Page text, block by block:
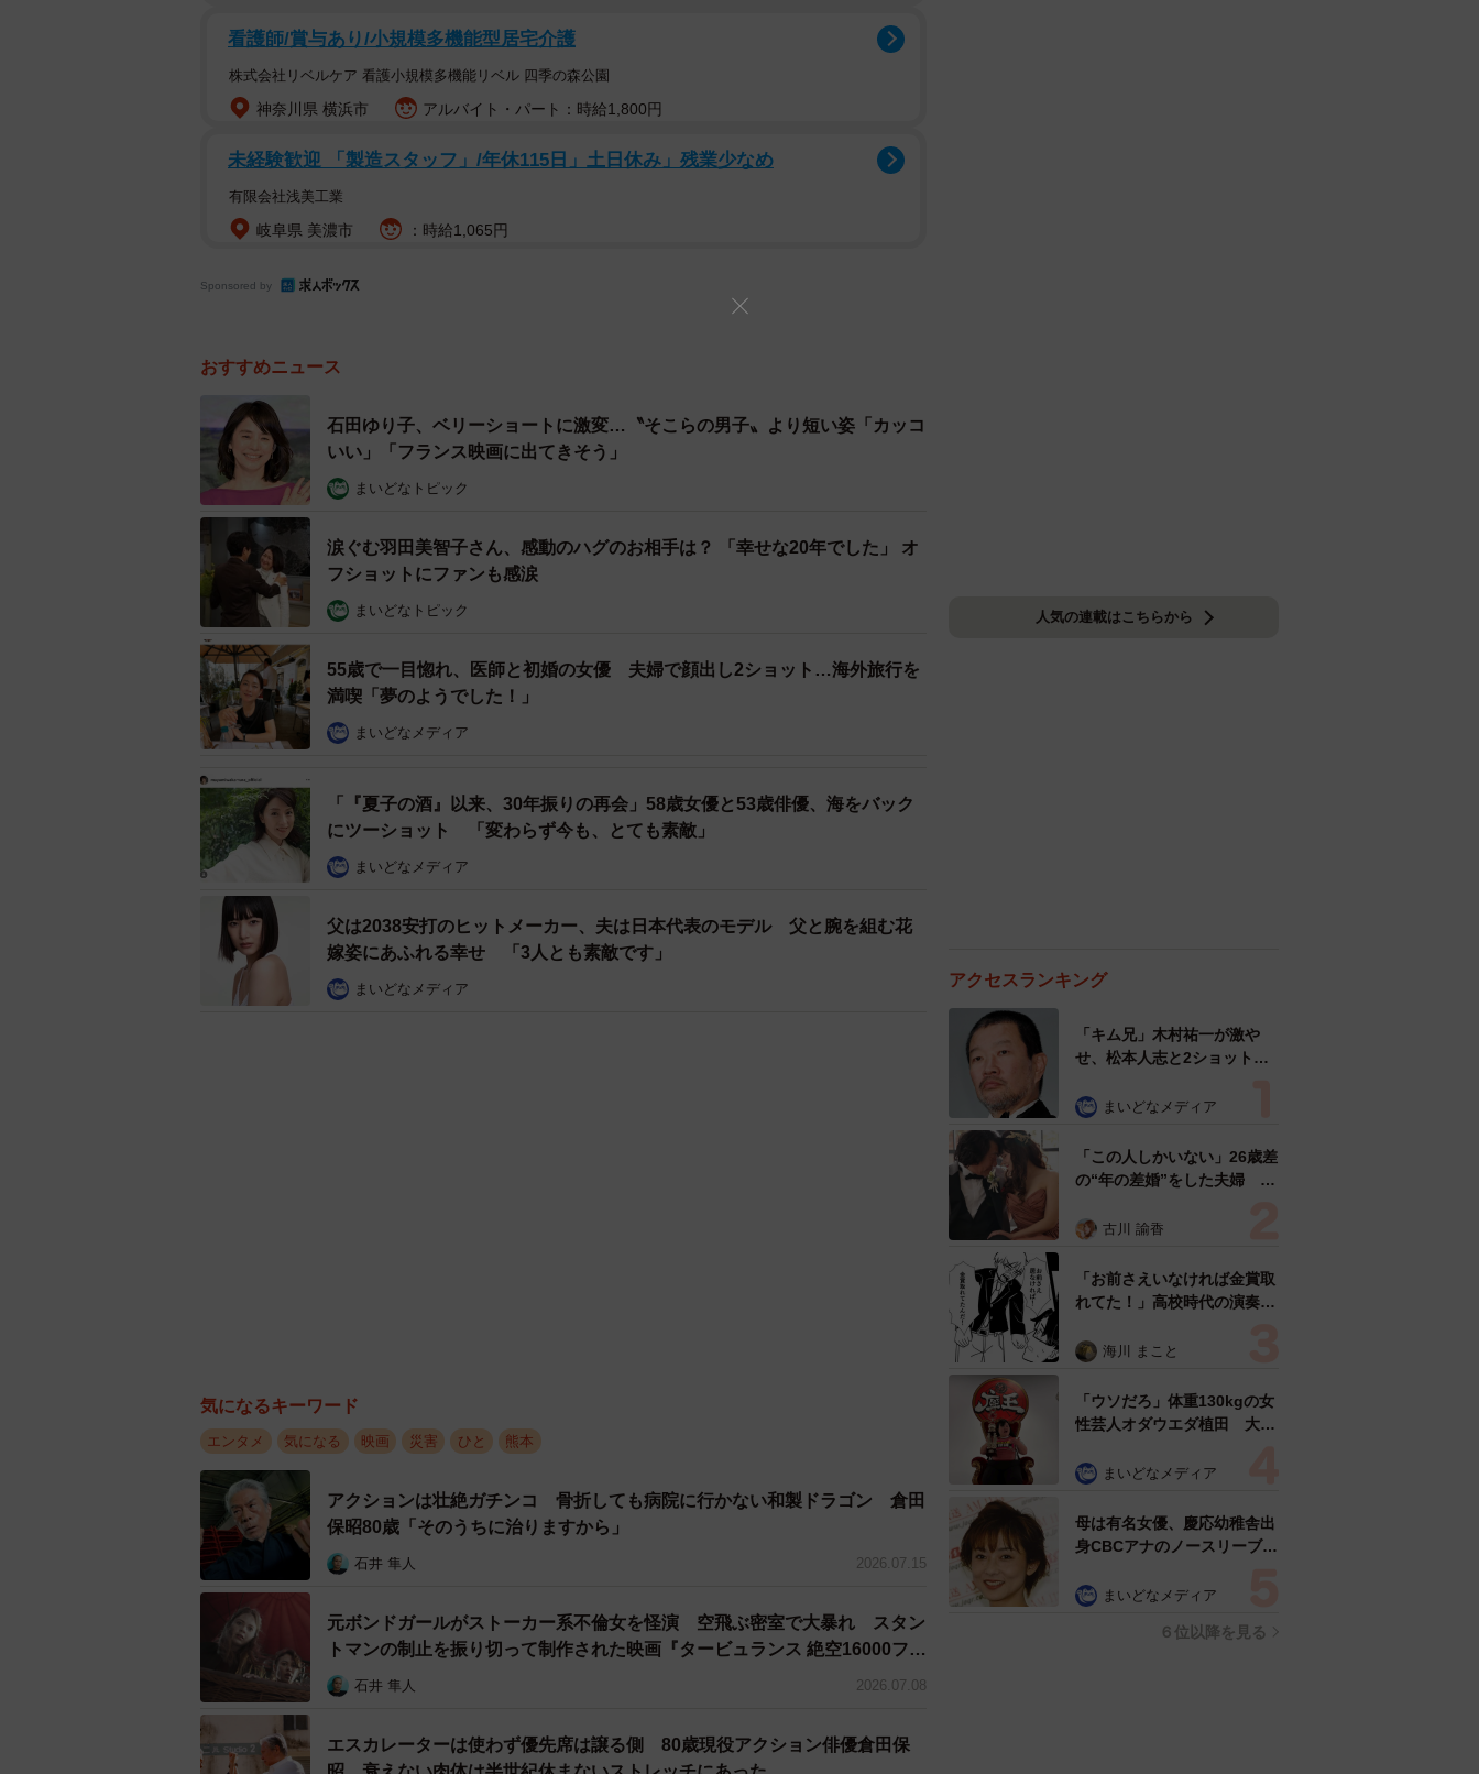
看護師/賞与あり/小規模多機能型居宅介護
株式会社リベルケア 看護小規模多機能リベル 四季の森公園
神奈川県 横浜市 アルバイト・パート：時給1,800円
未経験歓迎 「製造スタッフ」/年休115日」土日休み」残業少なめ
有限会社浅美工業
岐阜県 美濃市 ：時給1,065円
Sponsored by
おすすめニュース
石田ゆり子、ベリーショートに激変…〝そこらの男子〟より短い姿「カッコ
いい」「フランス映画に出てきそう」
まいどなトピック
涙ぐむ羽田美智子さん、感動のハグのお相手は？ 「幸せな20年でした」 オ
フショットにファンも感涙
まいどなトピック
55歳で一目惚れ、医師と初婚の女優 夫婦で顔出し2ショット…海外旅行を
満喫「夢のようでした！」
まいどなメディア
「『夏子の酒』以来、30年振りの再会」58歳女優と53歳俳優、海をバック
にツーショット 「変わらず今も、とても素敵」
まいどなメディア
父は2038安打のヒットメーカー、夫は日本代表のモデル 父と腕を組む花
嫁姿にあふれる幸せ 「3人とも素敵です」
まいどなメディア
気になるキーワード
エンタメ 気になる 映画 災害 ひと 熊本
アクションは壮絶ガチンコ 骨折しても病院に行かない和製ドラゴン 倉田
保昭80歳「そのうちに治りますから」
石井 隼人 2026.07.15
元ボンドガールがストーカー系不倫女を怪演 空飛ぶ密室で大暴れ スタン
トマンの制止を振り切って制作された映画『タービュランス 絶空16000フィ
ート』
石井 隼人 2026.07.08
エスカレーターは使わず優先席は譲る側 80歳現役アクション俳優倉田保
人気の連載はこちらから
アクセスランキング
「キム兄」木村祐一が激や
せ、松本人志と2ショット
「テキヤの兄さん」
まいどなメディア
「この人しかいない」26歳差
の“年の差婚”をした夫婦 出
た？ 今の思いを聞いた
古川 諭香
「お前さえいなければ金賞取
れてた！」高校時代の演奏会
生は楽器修理職人に 10年後
ぬ申し出【漫画】
海川 まこと
「ウソだろ」体重130kgの女
性芸人オダウエダ植田 大学
で」 まいどなメディア
母は有名女優、慶応幼稚舎出
身CBCアナのノースリーブ姿
る」「天使の笑顔」
まいどなメディア
６位以降を見る